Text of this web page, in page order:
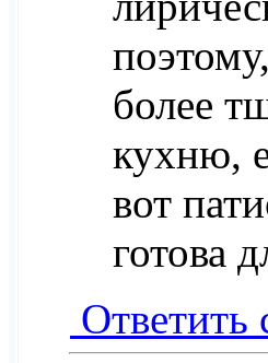
более
кухню,
вот
готова
Ответить